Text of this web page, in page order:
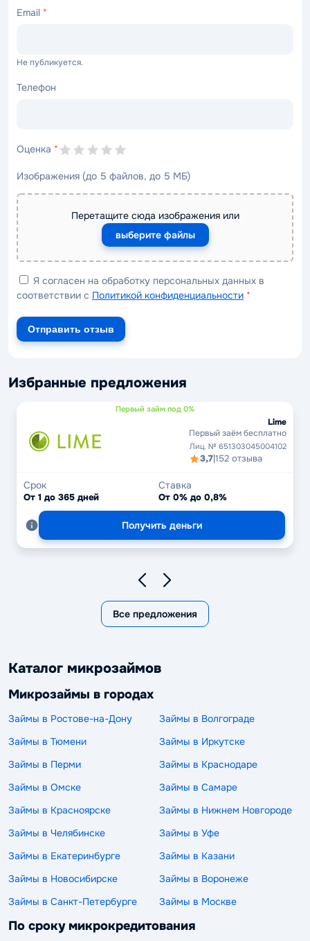
Email *
Не публикуется.
Телефон
Оценка *
Изображения (до 5 файлов, до 5 МБ)
Перетащите сюда изображения или
выберите файлы
Я согласен на обработку персональных данных в
соответствии с Политикой конфиденциальности *
Отправить отзыв
Избранные предложения
Первый займ под 0%
Lime
Первый заём бесплатно
Лиц. № 651303045004102
3,7|152 отзыва
Срок
От 1 до 365 дней
Ставка
От 0% до 0,8%
Получить деньги
Все предложения
Каталог микрозаймов
Микрозаймы в городах
Займы в Ростове-на-Дону
Займы в Волгограде
Займы в Тюмени
Займы в Иркутске
Займы в Перми
Займы в Краснодаре
Займы в Омске
Займы в Самаре
Займы в Красноярске
Займы в Нижнем Новгороде
Займы в Челябинске
Займы в Уфе
Займы в Екатеринбурге
Займы в Казани
Займы в Новосибирске
Займы в Воронеже
Займы в Санкт-Петербурге
Займы в Москве
По сроку микрокредитования